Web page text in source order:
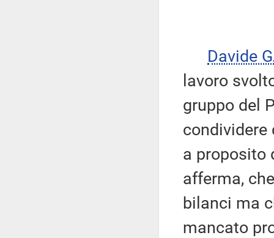
Davide
lavoro
gruppo del
a proposito
afferma,
bilanci ma
mancato